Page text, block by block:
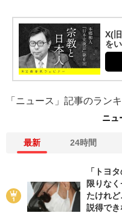
X(
を
「ニュース」記事のラン
ニュ
最新 24時間
「トヨ
限りな
たけれ
説得でき